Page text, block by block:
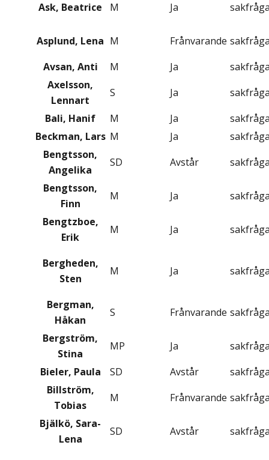
Ask, Beatrice M Ja
Asplund, Lena M Frånvarande
Avsan, Anti
M Ja
Axelsson,
Lennart
S Ja
Bali, Hanif
M Ja
Beckman, Lars M Ja
Bengtsson,
Angelika
SD Avstår
Bengtsson,
Finn
M Ja
Bengtzboe,
Erik
M Ja
Bergheden,
Sten
M Ja
Bergman,
Håkan
S Frånvarande
Bergström,
Stina
MP Ja
Bieler, Paula
SD Avstår
Billström,
Tobias
M Frånvarande
Bjälkö, Sara-
Lena
SD Avstår